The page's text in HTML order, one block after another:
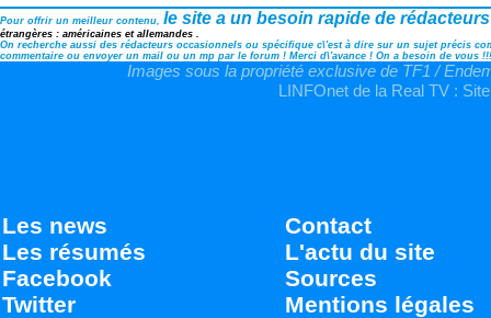
Pour offrir un meilleur contenu, le site a un besoin rapide de rédacteurs
étrangères : américaines et allemandes .
On recherche aussi des rédacteurs occasionnels ou spécifique c\'est à dire sur un sujet précis
commentaire ou envoyer un mail ou un mp par le forum ! Merci d\'avance ! On a besoin de vous !!!
Images sous la propriété exclusive de TF1 /
LINFOnet de la Real TV :
Les news
Les résumés
Facebook
Twitter
Contact
L'actu du site
Sources
Mentions légales